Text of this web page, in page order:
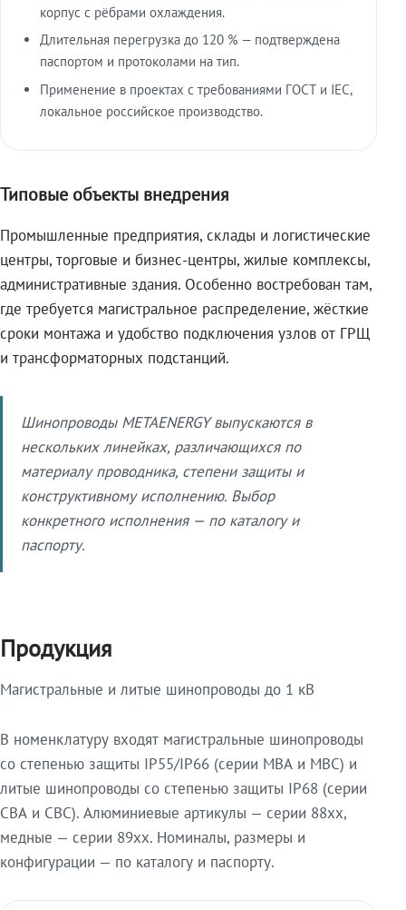
корпус с рёбрами охлаждения.
Длительная перегрузка до 120 % — подтверждена
паспортом и протоколами на тип.
Применение в проектах с требованиями ГОСТ и IEC,
локальное российское производство.
Типовые объекты внедрения
Промышленные предприятия, склады и логистические
центры, торговые и бизнес-центры, жилые комплексы,
административные здания. Особенно востребован там,
где требуется магистральное распределение, жёсткие
сроки монтажа и удобство подключения узлов от ГРЩ
и трансформаторных подстанций.
Шинопроводы METAENERGY выпускаются в
нескольких линейках, различающихся по
материалу проводника, степени защиты и
конструктивному исполнению. Выбор
конкретного исполнения — по каталогу и
паспорту.
Продукция
Магистральные и литые шинопроводы до 1 кВ
В номенклатуру входят магистральные шинопроводы
со степенью защиты IP55/IP66 (серии МВА и МВС) и
литые шинопроводы со степенью защиты IP68 (серии
СВА и СВС). Алюминиевые артикулы — серии 88xx,
медные — серии 89xx. Номиналы, размеры и
конфигурации — по каталогу и паспорту.